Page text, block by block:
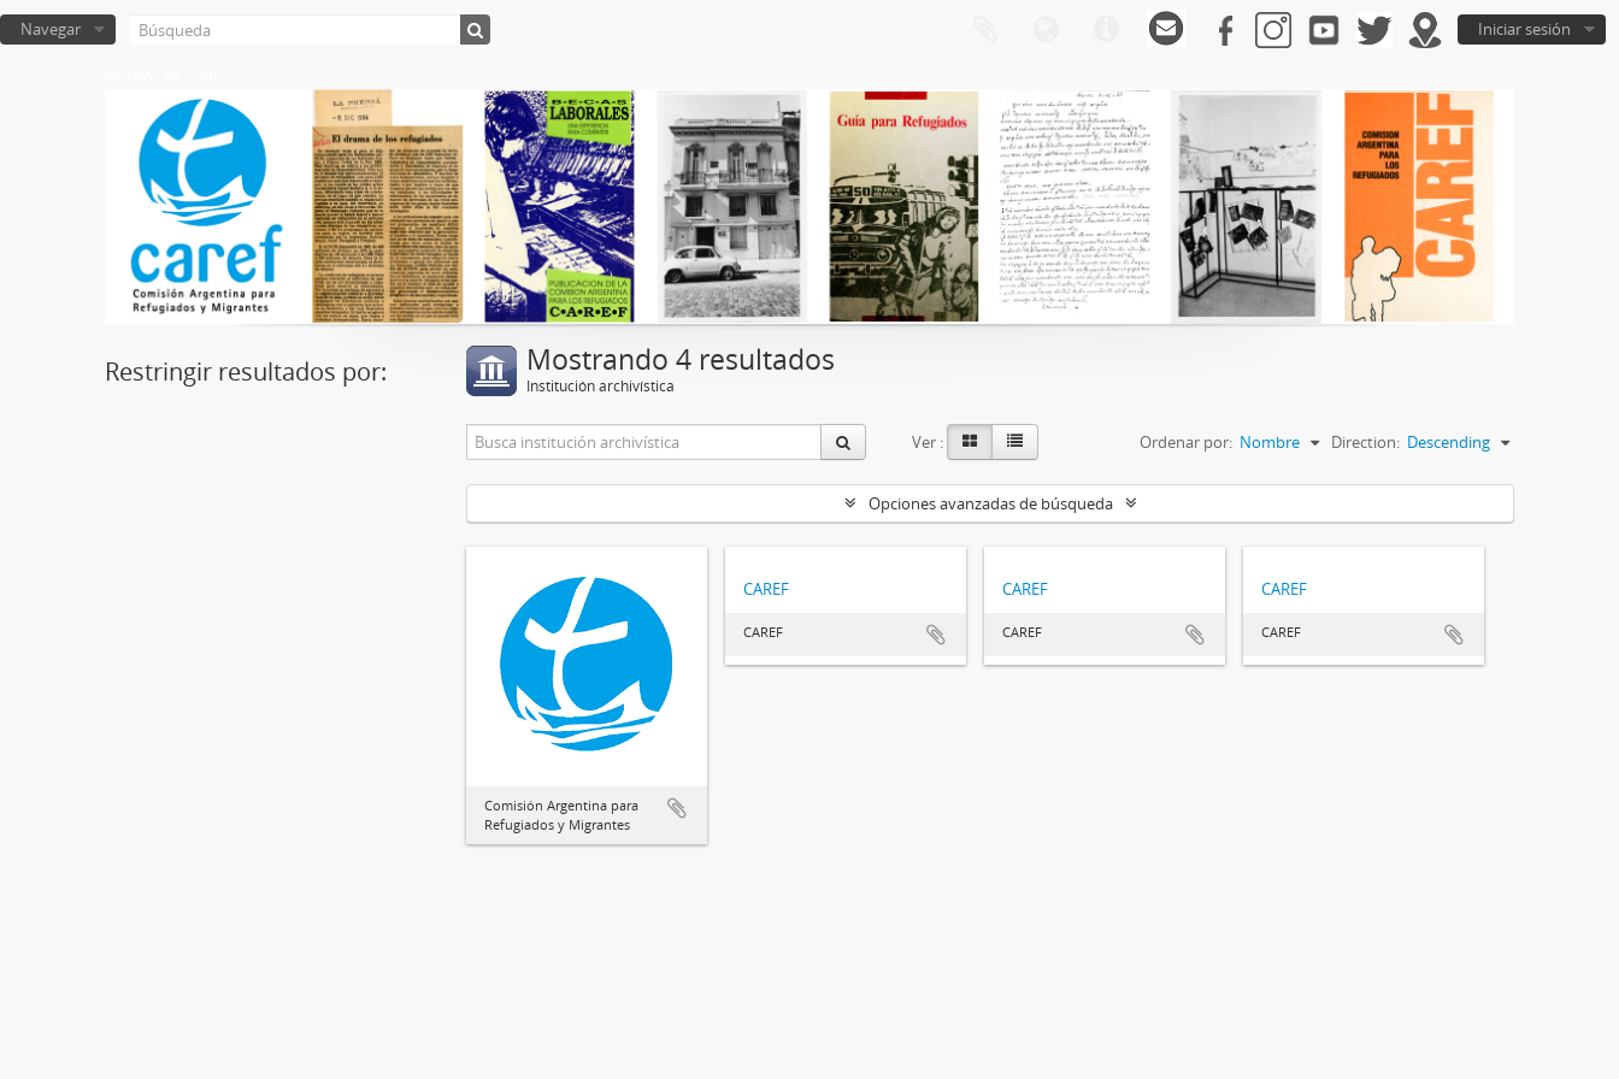
Iniciar sesión
Navegar
Restringir resultados por: Mostrando 4 resultados
Institución archivística
Ver : Ordenar por: Nombre Direction: Descending
Opciones avanzadas de búsqueda
Comisión Argentina para
Refugiados y Migrantes
CAREF
CAREF
CAREF
CAREF
CAREF
CAREF